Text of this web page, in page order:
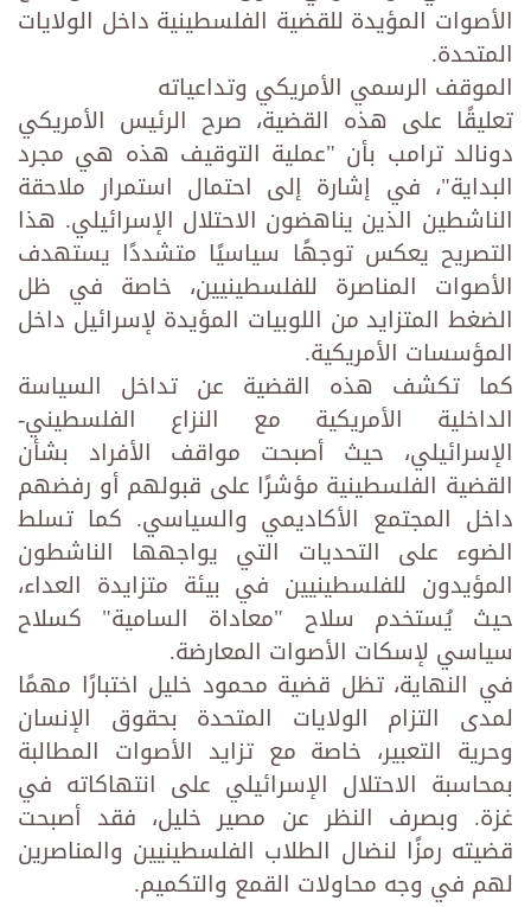
الأصوات المؤيدة للقضية الفلسطينية داخل الولايات
المتحدة.
الموقف الرسمي الأمريكي وتداعياته
تعليقًا على هذه القضية، صرح الرئيس الأمريكي
دونالد ترامب بأن "عملية التوقيف هذه هي مجرد
البداية"، في إشارة إلى احتمال استمرار ملاحقة
الناشطين الذين يناهضون الاحتلال الإسرائيلي. هذا
التصريح يعكس توجهًا سياسيًا متشددًا يستهدف
الأصوات المناصرة للفلسطينيين، خاصة في ظل
الضغط المتزايد من اللوبيات المؤيدة لإسرائيل داخل
المؤسسات الأمريكية.
كما تكشف هذه القضية عن تداخل السياسة
الداخلية الأمريكية مع النزاع الفلسطيني-
الإسرائيلي، حيث أصبحت مواقف الأفراد بشأن
القضية الفلسطينية مؤشرًا على قبولهم أو رفضهم
داخل المجتمع الأكاديمي والسياسي. كما تسلط
الضوء على التحديات التي يواجهها الناشطون
المؤيدون للفلسطينيين في بيئة متزايدة العداء،
حيث يُستخدم سلاح "معاداة السامية" كسلاح
سياسي لإسكات الأصوات المعارضة.
في النهاية، تظل قضية محمود خليل اختبارًا مهمًا
لمدى التزام الولايات المتحدة بحقوق الإنسان
وحرية التعبير، خاصة مع تزايد الأصوات المطالبة
بمحاسبة الاحتلال الإسرائيلي على انتهاكاته في
غزة. وبصرف النظر عن مصير خليل، فقد أصبحت
قضيته رمزًا لنضال الطلاب الفلسطينيين والمناصرين
لهم في وجه محاولات القمع والتكميم.